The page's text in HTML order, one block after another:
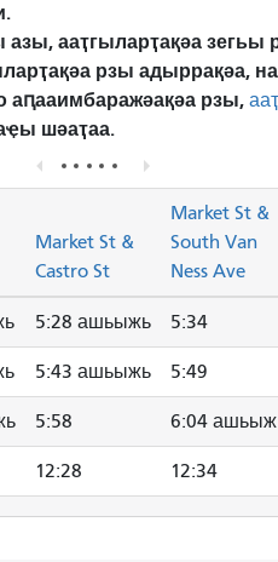
ааҭгыларҭақәа зегьы
рзы адыррақәа,
рзы,
шәаҭаа.
Market St &
Castro St
Market St &
South Van
Ness Ave
5:28 ашьыжь 5:34
5:43 ашьыжь 5:49
5:58 6:04
12:28 12:34